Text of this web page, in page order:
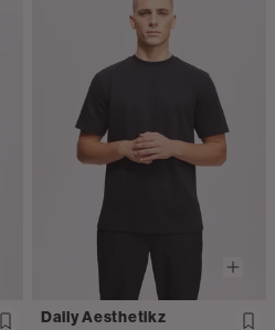
Daily Aesthetikz